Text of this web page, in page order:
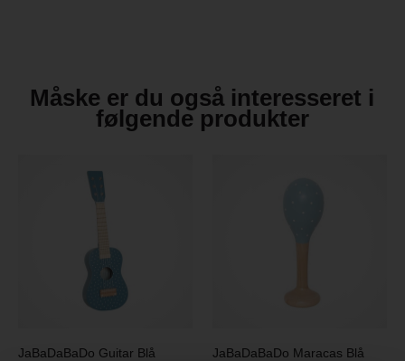
Måske er du også interesseret i
følgende produkter
JaBaDaBaDo Guitar Blå JaBaDaBaDo Maracas Blå